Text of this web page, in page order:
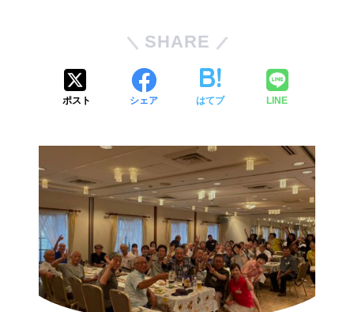
SHARE
ポスト シェア はてブ LINE